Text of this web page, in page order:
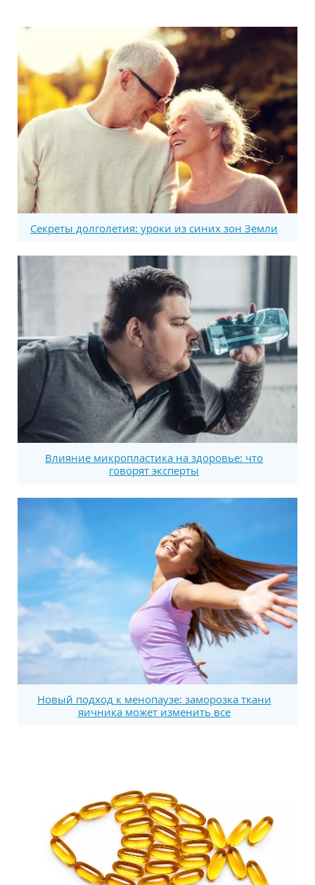
Секреты долголетия: уроки из синих зон Земли
Влияние микропластика на здоровье: что
говорят эксперты
Новый подход к менопаузе: заморозка ткани
яичника может изменить все